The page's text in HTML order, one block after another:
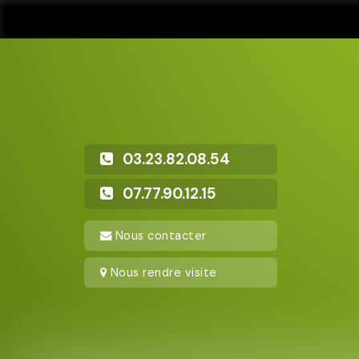
03.23.82.08.54
07.77.90.12.15
Nous contacter
Nous rendre visite